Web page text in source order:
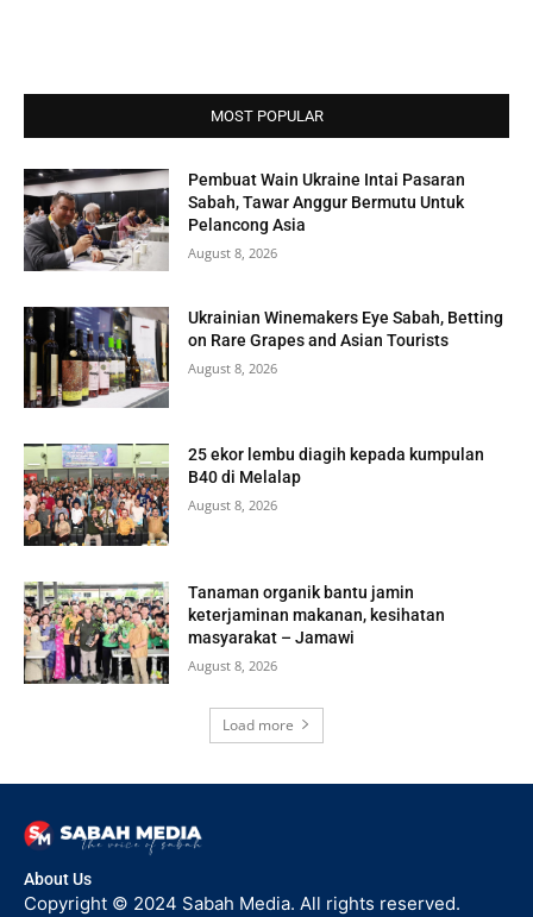
MOST POPULAR
Pembuat Wain Ukraine Intai Pasaran
Sabah, Tawar Anggur Bermutu Untuk
Pelancong Asia
August 8, 2026
Ukrainian Winemakers Eye Sabah, Betting
on Rare Grapes and Asian Tourists
August 8, 2026
25 ekor lembu diagih kepada kumpulan
B40 di Melalap
August 8, 2026
Tanaman organik bantu jamin
keterjaminan makanan, kesihatan
masyarakat – Jamawi
August 8, 2026
Load more
About Us
Copyright © 2024 Sabah Media. All rights reserved.